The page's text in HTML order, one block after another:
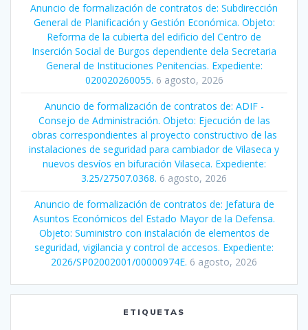
Anuncio de formalización de contratos de: Subdirección
General de Planificación y Gestión Económica. Objeto:
Reforma de la cubierta del edificio del Centro de
Inserción Social de Burgos dependiente dela Secretaria
General de Instituciones Penitencias. Expediente:
020020260055. 6 agosto, 2026
Anuncio de formalización de contratos de: ADIF -
Consejo de Administración. Objeto: Ejecución de las
obras correspondientes al proyecto constructivo de las
instalaciones de seguridad para cambiador de Vilaseca y
nuevos desvíos en bifuración Vilaseca. Expediente:
3.25/27507.0368. 6 agosto, 2026
Anuncio de formalización de contratos de: Jefatura de
Asuntos Económicos del Estado Mayor de la Defensa.
Objeto: Suministro con instalación de elementos de
seguridad, vigilancia y control de accesos. Expediente:
2026/SP02002001/00000974E. 6 agosto, 2026
ETIQUETAS